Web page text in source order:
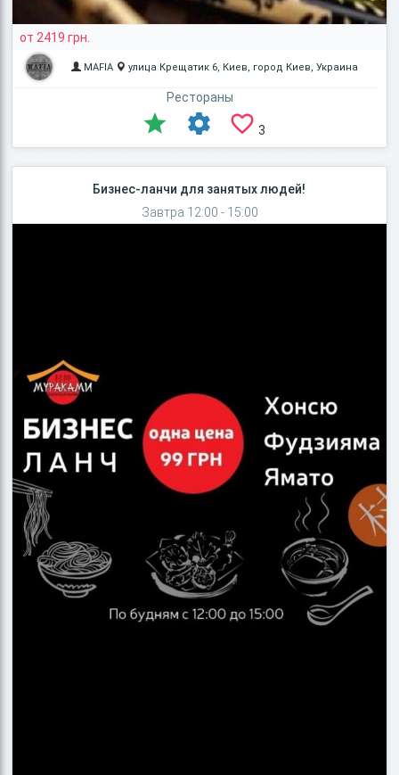
от 2419 грн.
MAFIA улица Крещатик 6, Киев, город Киев, Украина
Рестораны
3
Бизнес-ланчи для занятых людей!
Завтра 12:00 - 15:00